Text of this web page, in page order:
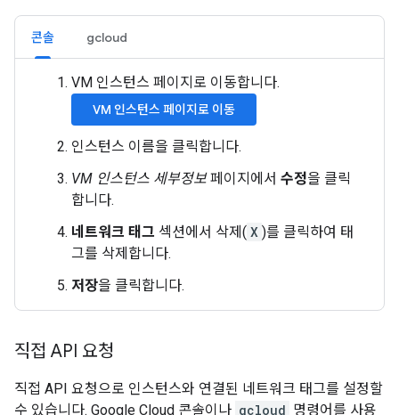
콘솔 gcloud
VM 인스턴스 페이지로 이동합니다.
VM 인스턴스 페이지로 이동
인스턴스 이름을 클릭합니다.
VM 인스턴스 세부정보페이지에서 수정을 클릭
합니다.
네트워크 태그 섹션에서 삭제( X )를 클릭하여 태
그를 삭제합니다.
저장을 클릭합니다.
직접 API 요청
직접 API 요청으로 인스턴스와 연결된 네트워크 태그를 설정할
수 있습니다. Google Cloud 콘솔이나 gcloud 명령어를 사용